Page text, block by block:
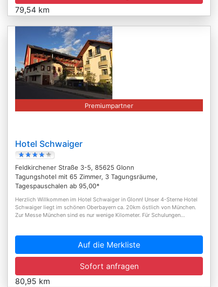
79,54 km
Premiumpartner
Hotel Schwaiger
Feldkirchener Straße 3-5, 85625 Glonn
Tagungshotel mit 65 Zimmer, 3 Tagungsräume,
Tagespauschalen ab 95,00*
Herzlich Willkommen im Hotel Schwaiger in Glonn! Unser 4-Sterne Hotel
Schwaiger liegt im schönen Oberbayern ca. 20km östlich von München.
Zur Messe München sind es nur wenige Kilometer. Für Schulungen...
Auf die Merkliste
Sofort anfragen
80,95 km